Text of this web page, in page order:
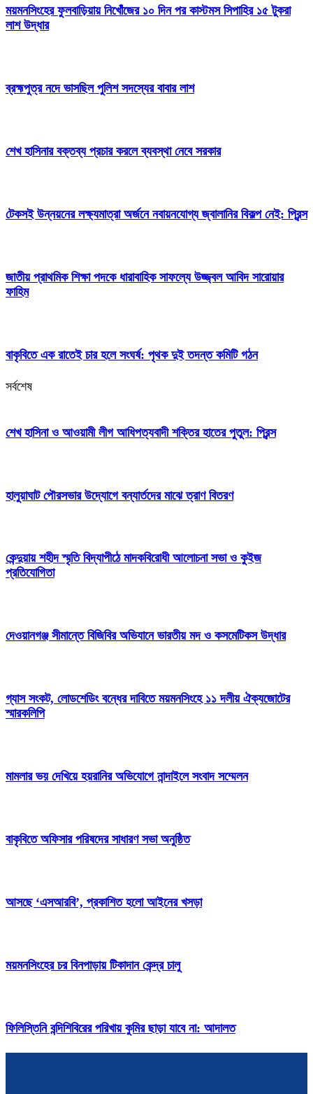
ময়মনসিংহের ফুলবাড়িয়ায় নিখোঁজের ১০ দিন পর কাস্টমস সিপাহির ১৫ টুকরা
লাশ উদ্ধার
ব্রহ্মপুত্র নদে ভাসছিল পুলিশ সদস্যের বাবার লাশ
শেখ হাসিনার বক্তব্য প্রচার করলে ব্যবস্থা নেবে সরকার
টেকসই উন্নয়নের লক্ষ্যমাত্রা অর্জনে নবায়নযোগ্য জ্বালানির বিকল্প নেই: প্রিন্স
জাতীয় প্রাথমিক শিক্ষা পদকে ধারাবাহিক সাফল্যে উজ্জ্বল আবিদ সারোয়ার
ফাহিম
বাকৃবিতে এক রাতেই চার হলে সংঘর্ষ: পৃথক দুই তদন্ত কমিটি গঠন
সর্বশেষ
শেখ হাসিনা ও আওয়ামী লীগ আধিপত্যবাদী শক্তির হাতের পুতুল: প্রিন্স
হালুয়াঘাট পৌরসভার উদ্যোগে বন্যার্তদের মাঝে ত্রাণ বিতরণ
কেন্দুয়ায় শহীদ স্মৃতি বিদ্যাপীঠে মাদকবিরোধী আলোচনা সভা ও কুইজ
প্রতিযোগিতা
দেওয়ানগঞ্জ সীমান্তে বিজিবির অভিযানে ভারতীয় মদ ও কসমেটিকস উদ্ধার
গ্যাস সংকট, লোডশেডিং বন্ধের দাবিতে ময়মনসিংহে ১১ দলীয় ঐক্যজোটের
স্মারকলিপি
মামলার ভয় দেখিয়ে হয়রানির অভিযোগে নান্দাইলে সংবাদ সম্মেলন
বাকৃবিতে অফিসার পরিষদের সাধারণ সভা অনুষ্ঠিত
আসছে ‘এসআরবি’, প্রকাশিত হলো আইনের খসড়া
ময়মনসিংহের চর বিনপাড়ায় টিকাদান কেন্দ্র চালু
ফিলিস্তিনি বন্দিশিবিরের পরিখায় কুমির ছাড়া যাবে না: আদালত